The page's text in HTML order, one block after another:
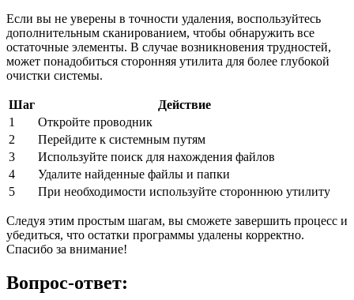
Если вы не уверены в точности удаления, воспользуйтесь
дополнительным сканированием, чтобы обнаружить все
остаточные элементы. В случае возникновения трудностей,
может понадобиться сторонняя утилита для более глубокой
очистки системы.
Шаг
Действие
1
Откройте проводник
2
Перейдите к системным путям
3
Используйте поиск для нахождения файлов
4
Удалите найденные файлы и папки
5
При необходимости используйте стороннюю утилиту
Следуя этим простым шагам, вы сможете завершить процесс и
убедиться, что остатки программы удалены корректно.
Спасибо за внимание!
Вопрос-ответ: